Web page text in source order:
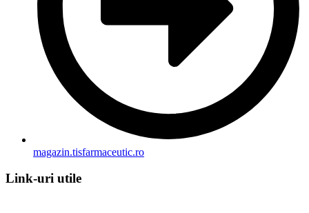
magazin.tisfarmaceutic.ro
Link-uri utile